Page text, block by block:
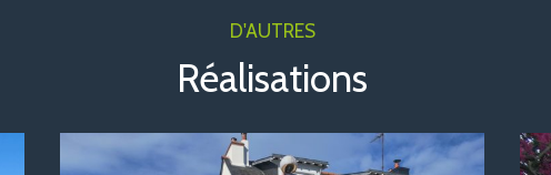
D'AUTRES
Réalisations